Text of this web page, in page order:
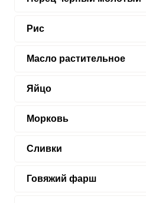
Рис
Масло растительное
Яйцо
Морковь
Сливки
Говяжий фарш